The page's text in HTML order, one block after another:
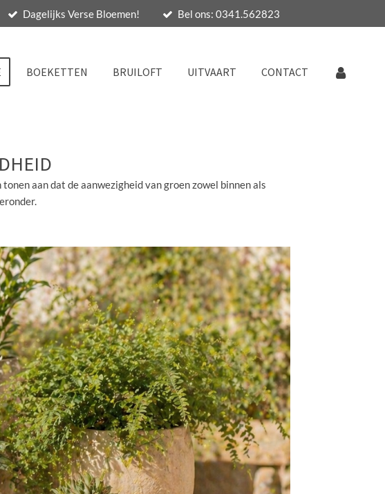
Dagelijks Verse Bloemen! Bel ons: 0341.562823
BOEKETTEN BRUILOFT UITVAART CONTACT
aan dat de aanwezigheid van groen zowel binnen als